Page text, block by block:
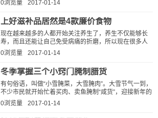
0浏览量 2017-01-14
上好滋补品居然是4款廉价食物
现在越来越多的人都开始关注养生了，养生不仅能够长
寿，而且还能让自己免受病痛的折磨，所以现在很多人
都开始注重买一些滋补品回家吃，希...
0浏览量 2017-01-14
冬季掌握三个小窍门腌制腊货
有句俗语，叫做“小雪腌菜，大雪腌肉”。大雪节气一到，
不少市民就开始忙着买肉、卖鱼腌制“咸货”，迎接新年的
到来。但你知道吗?过量的...
0浏览量 2017-01-14